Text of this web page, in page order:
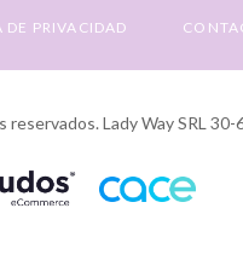
DE PRIVACIDAD
Lady Way SRL 30-